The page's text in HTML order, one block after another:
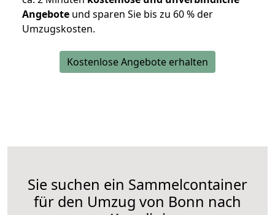
Angebote und sparen Sie bis zu 60 % der
Umzugskosten.
Kostenlose Angebote erhalten
Sie suchen ein Sammelcontainer
für den Umzug von Bonn nach